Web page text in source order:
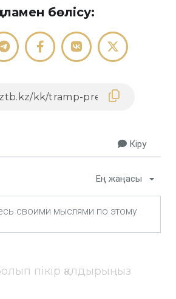
бөлісу:
Кіру
Ең жаңасы
пікір қалдырыңыз